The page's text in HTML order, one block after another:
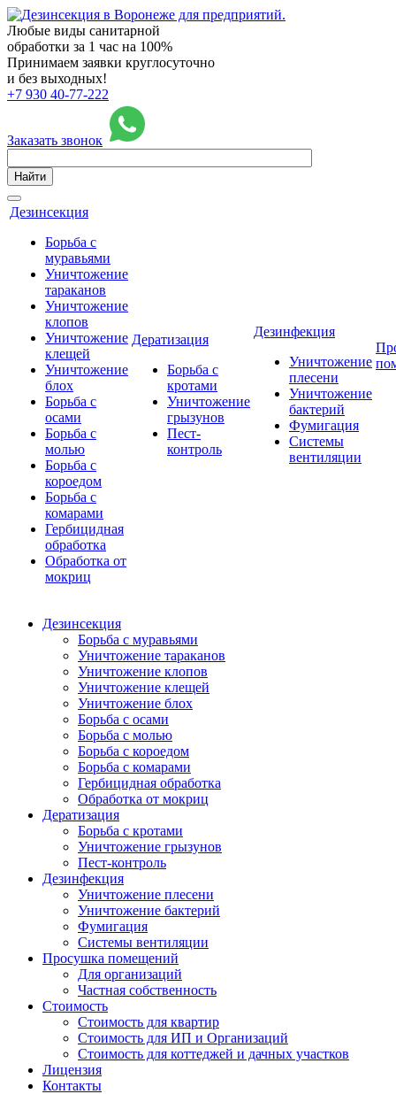
Любые виды санитарной
обработки за 1 час на 100%
Принимаем заявки круглосуточно
и без выходных!
+7 930 40-77-222
Заказать звонок
Найти
Дезинсекция
Борьба с
муравьями
Уничтожение
тараканов
Уничтожение
клопов
Уничтожение
клещей
Уничтожение
блох
Борьба с
осами
Борьба с
молью
Борьба с
короедом
Борьба с
комарами
Гербицидная
обработка
Обработка от
мокриц
Дератизация
Борьба с
кротами
Уничтожение
грызунов
Пест-
контроль
Дезинфекция
Уничтожение
плесени
Уничтожение
бактерий
Фумигация
Системы
вентиляции
Дезинсекция
Борьба с муравьями
Уничтожение тараканов
Уничтожение клопов
Уничтожение клещей
Уничтожение блох
Борьба с осами
Борьба с молью
Борьба с короедом
Борьба с комарами
Гербицидная обработка
Обработка от мокриц
Дератизация
Борьба с кротами
Уничтожение грызунов
Пест-контроль
Дезинфекция
Уничтожение плесени
Уничтожение бактерий
Фумигация
Системы вентиляции
Просушка помещений
Для организаций
Частная собственность
Стоимость
Стоимость для квартир
Стоимость для ИП и Организаций
Стоимость для коттеджей и дачных участков
Лицензия
Контакты